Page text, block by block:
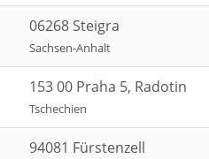
06268 Steigra
Sachsen-Anhalt
153 00 Praha 5, Radotin
Tschechien
94081 Fürstenzell